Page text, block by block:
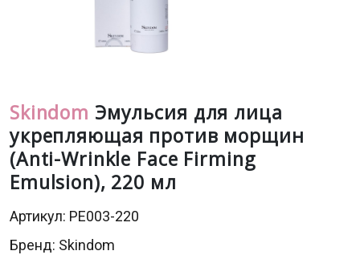
Skindom Эмульсия для лица
укрепляющая против морщин
(Anti-Wrinkle Face Firming
Emulsion), 220 мл
Артикул: PE003-220
Бренд: Skindom